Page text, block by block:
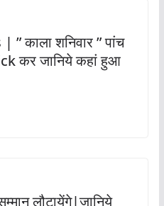
काला शनिवार ” पांच
कर जानिये कहां हुआ
लौटायेंगे|जानिये